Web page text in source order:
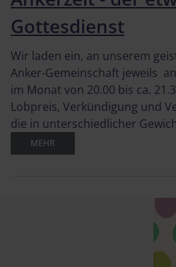
Gottesdienst
Wir laden ein, an unserem
Anker-Gemeinschaft jeweils
im Monat von 20.00 bis ca.
Lobpreis, Verkündigung und
die in unterschiedlicher
MEHR